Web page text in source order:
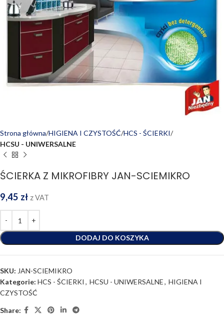
Strona główna HIGIENA I CZYSTOŚĆ HCS - ŚCIERKI
HCSU - UNIWERSALNE
ŚCIERKA Z MIKROFIBRY JAN-SCIEMIKRO
9,45 zł z VAT
DODAJ DO KOSZYKA
SKU: JAN-SCIEMIKRO
Kategorie: HCS - ŚCIERKI , HCSU - UNIWERSALNE, HIGIENA I
CZYSTOŚĆ
Share: